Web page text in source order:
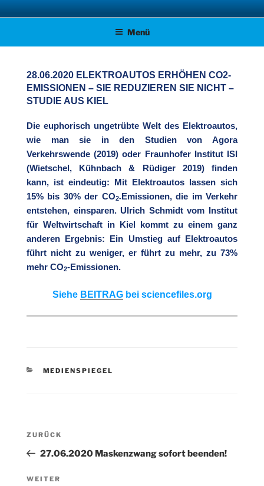
Zum
Inhalt AFD KREISVERBAND STADE
Menü
28.06.2020 ELEKTROAUTOS ERHÖHEN CO2-
EMISSIONEN – SIE REDUZIEREN SIE NICHT –
STUDIE AUS KIEL
Die euphorisch ungetrübte Welt des Elektroautos,
wie man sie in den Studien von Agora
Verkehrswende (2019) oder Fraunhofer Institut ISI
(Wietschel, Kühnbach & Rüdiger 2019) finden
kann, ist eindeutig: Mit Elektroautos lassen sich
15% bis 30% der CO2-Emissionen, die im Verkehr
entstehen, einsparen. Ulrich Schmidt vom Institut
für Weltwirtschaft in Kiel kommt zu einem ganz
anderen Ergebnis: Ein Umstieg auf Elektroautos
führt nicht zu weniger, er führt zu mehr, zu 73%
mehr CO2-Emissionen.
Siehe BEITRAGbei sciencefiles.org
KATEGORIEN
MEDIENSPIEGEL
Beitragsnavigation
Vorheriger
Beitrag
ZURÜCK
27.06.2020 Maskenzwang sofort beenden!
Nächster
WEITER